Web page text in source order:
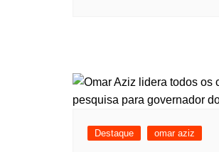
Destaque omar aziz